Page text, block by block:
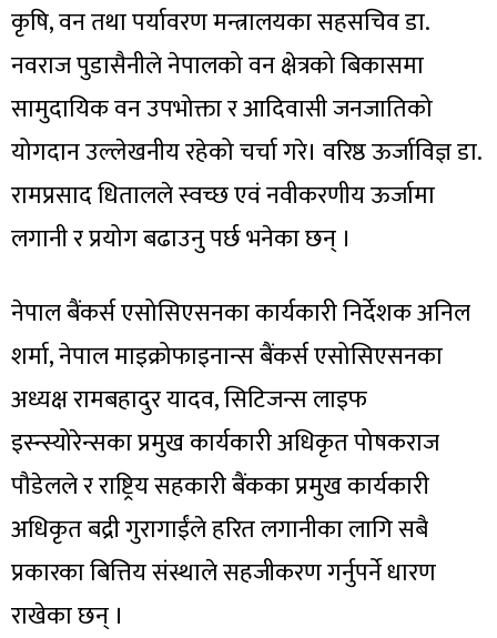
कृषि, वन तथा पर्यावरण मन्त्रालयका सहसचिव डा.
नवराज पुडासैनीले नेपालको वन क्षेत्रको बिकासमा
सामुदायिक वन उपभोक्ता र आदिवासी जनजातिको
योगदान उल्लेखनीय रहेको चर्चा गरे। वरिष्ठ ऊर्जाविज्ञ डा.
रामप्रसाद धितालले स्वच्छ एवं नवीकरणीय ऊर्जामा
लगानी र प्रयोग बढाउनु पर्छ भनेका छन् ।
नेपाल बैंकर्स एसोसिएसनका कार्यकारी निर्देशक अनिल
शर्मा, नेपाल माइक्रोफाइनान्स बैंकर्स एसोसिएसनका
अध्यक्ष रामबहादुर यादव, सिटिजन्स लाइफ
इस्न्स्योरेन्सका प्रमुख कार्यकारी अधिकृत पोषकराज
पौडेलले र राष्ट्रिय सहकारी बैंकका प्रमुख कार्यकारी
अधिकृत बद्री गुरागाईंले हरित लगानीका लागि सबै
प्रकारका बित्तिय संस्थाले सहजीकरण गर्नुपर्ने धारण
राखेका छन् ।